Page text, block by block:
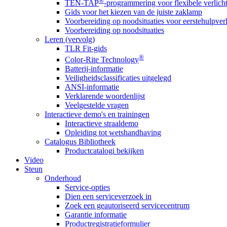
TEN-TAP -programmering voor flexibele
Gids voor het kiezen van de juiste zaklamp
Voorbereiding op noodsituaties voor
Voorbereiding op noodsituaties
Leren (vervolg)
TLR Fit-gids
Color-Rite Technology®
Batterij-informatie
Veiligheidsclassificaties uitgelegd
ANSI-informatie
Verklarende woordenlijst
Veelgestelde vragen
Interactieve demo's en trainingen
Interactieve straaldemo
Opleiding tot wetshandhaving
Catalogus Bibliotheek
Productcatalogi bekijken
Video
Steun
Onderhoud
Service-opties
Dien een serviceverzoek in
Zoek een geautoriseerd servicecentrum
Garantie informatie
Productregistratieformulier